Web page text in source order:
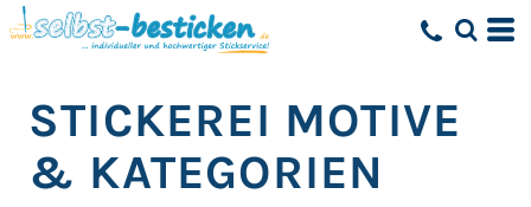
STICKEREI MOTIVE
& KATEGORIEN
Standard
höchste Bewertung